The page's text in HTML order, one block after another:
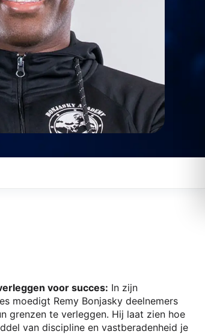
voor succes: In zijn
moedigt Remy Bonjasky deelnemers
grenzen te verleggen. Hij laat zien hoe
van discipline en vastberadenheid je